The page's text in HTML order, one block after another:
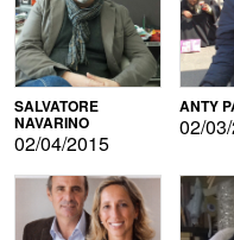
SALVATORE
NAVARINO
02/04/2015
ANTY
02/